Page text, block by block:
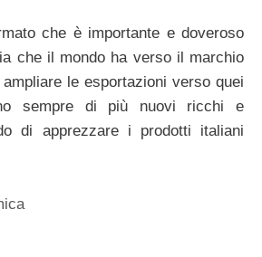
che è importante e doveroso
che il mondo ha verso il marchio
le esportazioni verso quei
sempre di più nuovi ricchi e
di apprezzare i prodotti italiani